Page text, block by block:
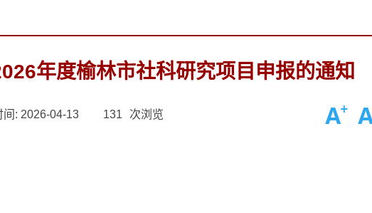
年度榆林市社科研究项目申报的通知
间: 2026-04-13 131 次浏览